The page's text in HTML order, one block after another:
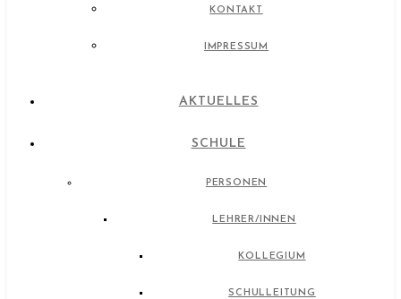
KONTAKT
IMPRESSUM
AKTUELLES
SCHULE
PERSONEN
LEHRER/INNEN
KOLLEGIUM
SCHULLEITUNG